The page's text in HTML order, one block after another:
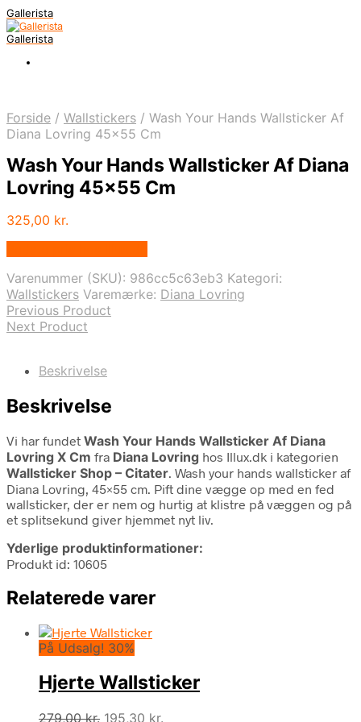
Gallerista
Gallerista
Forside / Wallstickers / Wash Your Hands Wallsticker Af
Diana Lovring 45×55 Cm
Wash Your Hands Wallsticker Af Diana
Lovring 45×55 Cm
325,00 kr.
Varenummer (SKU): 986cc5c63eb3 Kategori:
Wallstickers Varemærke: Diana Lovring
Previous Product
Next Product
Beskrivelse
Beskrivelse
Vi har fundet Wash Your Hands Wallsticker Af Diana
Lovring X Cm fra Diana Lovring hos Illux.dk i kategorien
Wallsticker Shop – Citater. Wash your hands wallsticker af
Diana Lovring, 45×55 cm. Pift dine vægge op med en fed
wallsticker, der er nem og hurtig at klistre på væggen og på
et splitsekund giver hjemmet nyt liv.
Yderlige produktinformationer:
Produkt id: 10605
Relaterede varer
På Udsalg! 30%
Hjerte Wallsticker
279,00kr. Den
195,30 kr.